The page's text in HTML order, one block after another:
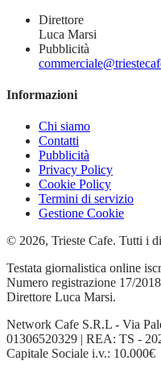
Direttore
Luca Marsi
Pubblicità
Informazioni
Chi siamo
Contatti
Pubblicità
Privacy Policy
Cookie Policy
Termini di servizio
Gestione Cookie
© 2026, Trieste Cafe. Tutti i
Testata giornalistica online
Numero registrazione 17/
Direttore Luca Marsi.
Network Cafe S.R.L - Via
01306520329 | REA: TS -
Capitale Sociale i.v.: 10.000€